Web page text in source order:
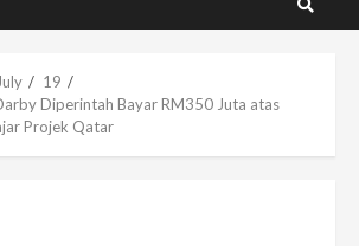
July
19
Diperintah Bayar RM350 Juta atas
Projek Qatar